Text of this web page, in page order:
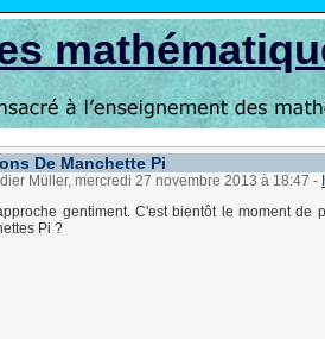
De Manchette Pi
Müller, mercredi 27 novembre 2013 à 18:47 -
gentiment. C'est bientôt le moment
Pi ?